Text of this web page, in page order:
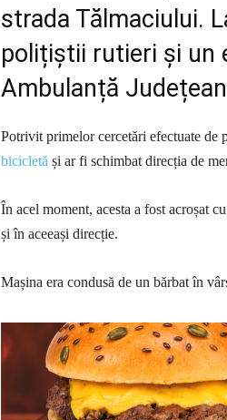
strada Tălmaciului.
polițiștii rutieri și un
Ambulanță
Potrivit primelor cercetări efectuate de
bicicletă și ar fi schimbat direcția de
În acel moment, acesta a fost acroșat
și în aceeași direcție.
Mașina era condusă de un bărbat în